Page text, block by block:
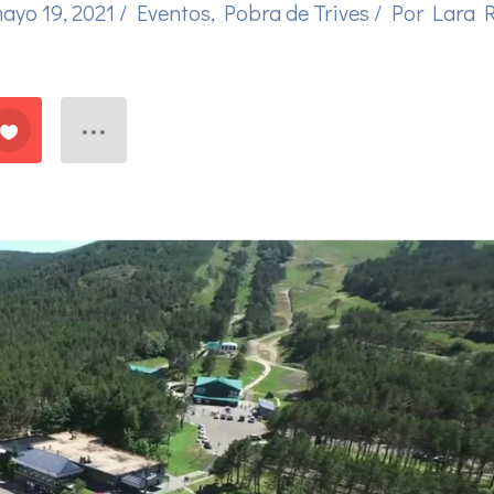
19, 2021 / Eventos, Pobra de Trives / Por Lara